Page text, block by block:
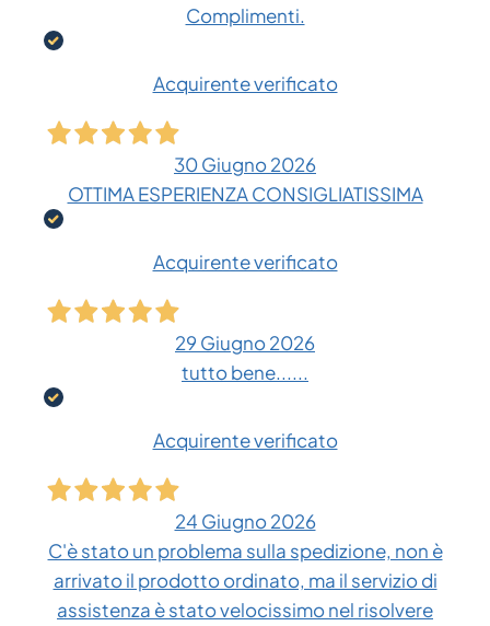
Complimenti.
Acquirente verificato
30 Giugno 2026
OTTIMA ESPERIENZA CONSIGLIATISSIMA
Acquirente verificato
29 Giugno 2026
tutto bene......
Acquirente verificato
24 Giugno 2026
C'è stato un problema sulla spedizione, non è
arrivato il prodotto ordinato, ma il servizio di
assistenza è stato velocissimo nel risolvere